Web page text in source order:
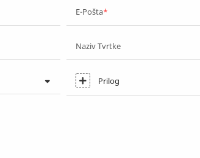
E-Pošta
Naziv Tvrtke
Prilog